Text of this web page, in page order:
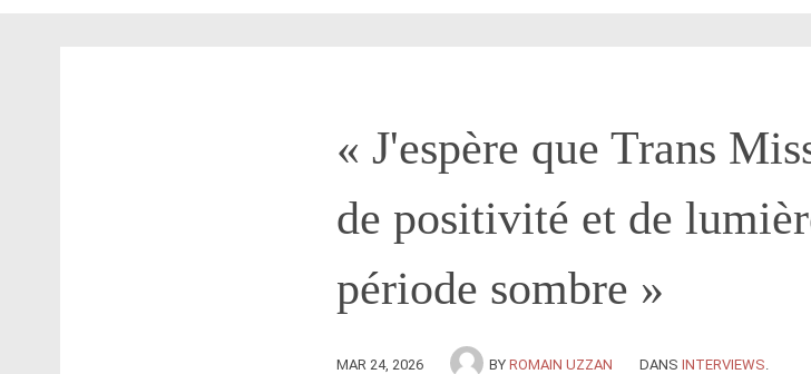
« J'espère que Trans
de positivité et de
période sombre »
MAR 24, 2026 BY ROMAIN UZZAN DANS INTERVIEWS